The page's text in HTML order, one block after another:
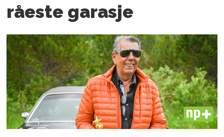
råeste garasje
PLUS